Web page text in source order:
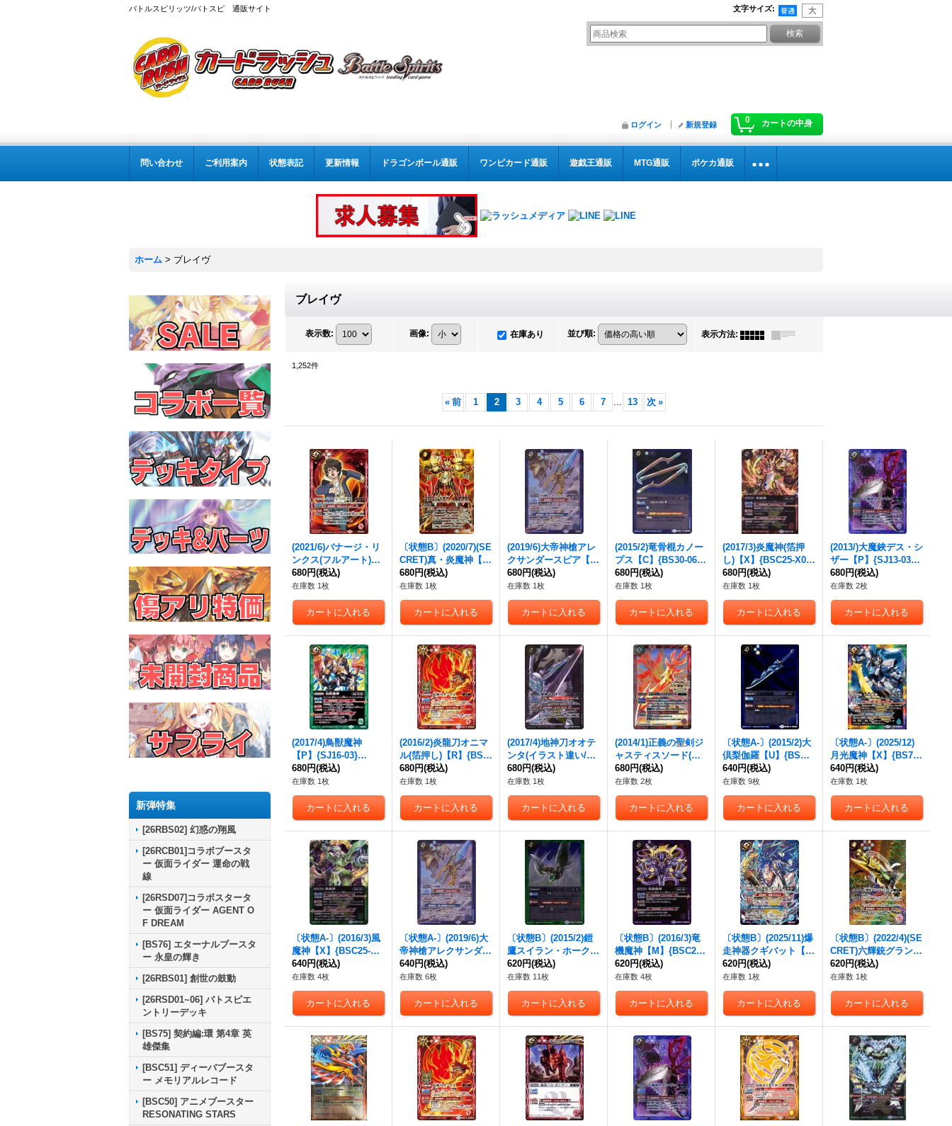
バトルスピリッツ/バトスピ 通販サイト 文字サイズ:
0 カートの中身
ログイン 新規登録
問い合わせ ご利用案内 状態表記 更新情報 ドラゴンボール通販 ワンピカード通販 遊戯王通販 MTG通販 ポケカ通販
ホーム > ブレイヴ
新弾特集
[26RBS02] 幻惑の翔風
[26RCB01]コラボブースタ
ー 仮面ライダー 運命の戦
線
[26RSD07]コラボスタータ
ー 仮面ライダー AGENT O
F DREAM
[BS76] エターナルブースタ
ー 永皇の輝き
[26RBS01] 創世の鼓動
[26RSD01~06] バトスピエ
ントリーデッキ
[BS75] 契約編:環 第4章 英
雄傑集
[BSC51] ディーバブースタ
ー メモリアルレコード
[BSC50] アニメブースター
RESONATING STARS
ブレイヴ
表示数: 画像: 在庫あり 並び順: 表示方法:
1,252件
« 前 1 2 3 4 5 6 7 ... 13 次 »
(2021/6)バナージ・リ
ンクス(フルアート)
【R】{SD54-010}
《赤》
680円(税込)
在庫数 1枚
〔状態B〕(2020/7)(SE
CRET)真・炎魔神【X-
SEC】{BS54-X08}
《赤》
680円(税込)
在庫数 1枚
(2019/6)大帝神槍アレ
クサンダースピア【L
M】{LM19-06}《青》
680円(税込)
在庫数 1枚
(2015/2)竜骨棍カノー
プス【C】{BS30-064}
《青》
680円(税込)
在庫数 1枚
(2017/3)炎魔神(箔押
し)【X】{BSC25-X04}
《赤》
680円(税込)
在庫数 1枚
(2013/)大魔鋏デス・シ
ザー【P】{SJ13-03}
《紫》
680円(税込)
在庫数 2枚
(2017/4)鳥獣魔神
【P】{SJ16-03}
《緑》
680円(税込)
在庫数 1枚
(2016/2)炎龍刀オニマ
ル(箔押し)【R】{BS3
2-056}《赤》
680円(税込)
在庫数 1枚
(2017/4)地神刀オオテ
ンタ(イラスト違い/BS
C30収録)【X-SEC】
{BSC21-X04}《白》
680円(税込)
在庫数 1枚
(2014/1)正義の聖剣ジ
ャスティスソード(聖
剣大戦)【X】{X13-07}
《赤》
680円(税込)
在庫数 2枚
〔状態A-〕(2015/2)大
倶梨伽羅【U】{BSC2
1-011}《青》
640円(税込)
在庫数 9枚
〔状態A-〕(2025/12)
月光魔神【X】{BS72-
X09}《多》
640円(税込)
在庫数 1枚
〔状態A-〕(2016/3)風
魔神【X】{BSC25-X0
5}《緑》
640円(税込)
在庫数 4枚
〔状態A-〕(2019/6)大
帝神槍アレクサンダー
スピア【LM】{LM19-
06}《青》
640円(税込)
在庫数 6枚
〔状態B〕(2015/2)鎧
鷹スイラン・ホーク
【M】{BSC20-021}
《緑》
620円(税込)
在庫数 11枚
〔状態B〕(2016/3)竜
機魔神【M】{BSC25-
035}《紫》
620円(税込)
在庫数 4枚
〔状態B〕(2025/11)爆
走神器クギバット【C
P】{BS71-CP06}
《青》
620円(税込)
在庫数 1枚
〔状態B〕(2022/4)(SE
CRET)六輝銃グランツ
シュタイン(Xレア仕
様)【P】{P17-15}
《多》
620円(税込)
在庫数 1枚